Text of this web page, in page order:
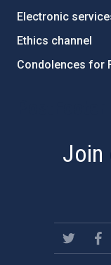
Electronic
Ethics channel
Condolences for
Join